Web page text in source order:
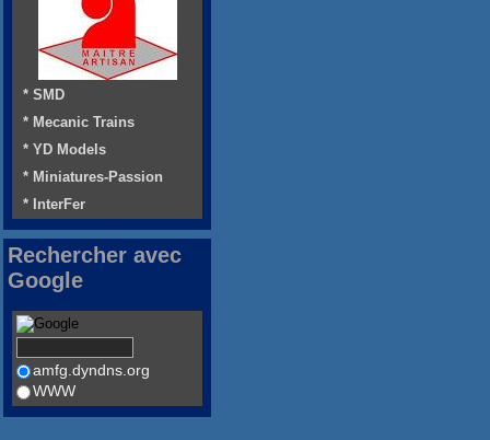
* SMD
* Mecanic Trains
* YD Models
* Miniatures-Passion
* InterFer
Rechercher avec
Google
amfg.dyndns.org
WWW